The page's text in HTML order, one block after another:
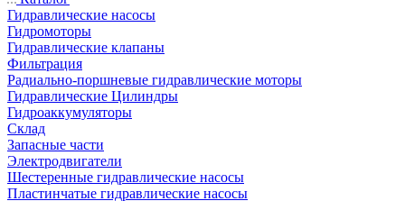
Гидравлические насосы
Гидромоторы
Гидравлические клапаны
Фильтрация
Радиально-поршневые гидравлические моторы
Гидравлические Цилиндры
Гидроаккумуляторы
Склад
Запасные части
Электродвигатели
Шестеренные гидравлические насосы
Пластинчатые гидравлические насосы